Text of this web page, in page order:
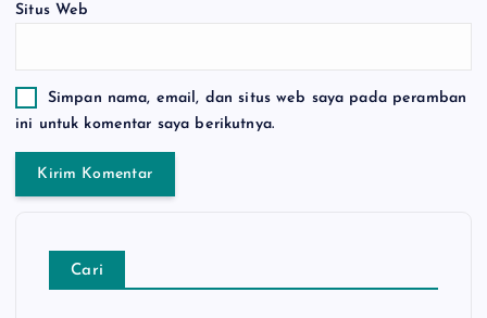
Situs Web
Simpan nama, email, dan situs web saya pada peramban
ini untuk komentar saya berikutnya.
Cari